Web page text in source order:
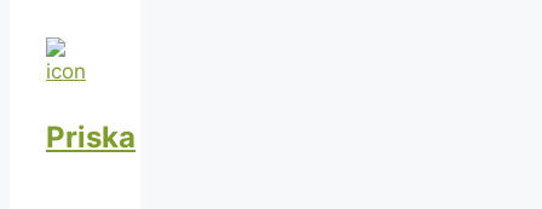
Priska